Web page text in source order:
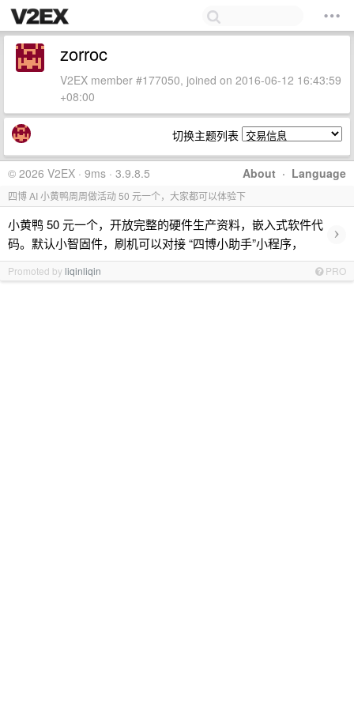
zorroc
V2EX member #177050, joined on 2016-06-12 16:43:59
+08:00
切换主题列表
About · Language
© 2026 V2EX · 9ms · 3.9.8.5
四博 AI 小黄鸭周周做活动 50 元一个，大家都可以体验下
小黄鸭 50 元一个，开放完整的硬件生产资料，嵌入式软件代
码。默认小智固件，刷机可以对接 “四博小助手”小程序，
›
Promoted byliqinliqin PRO